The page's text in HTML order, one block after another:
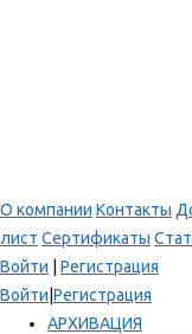
О компании Контакты
лист Сертификаты
Войти
Регистрация
Войти Регистрация
АРХИВАЦИЯ